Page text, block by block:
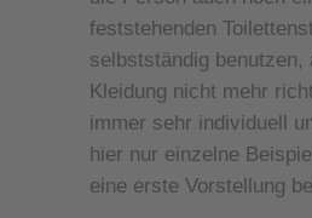
feststehenden
selbstständig benutzen,
Kleidung nicht mehr
immer sehr individuell
hier nur einzelne
eine erste Vorstellung